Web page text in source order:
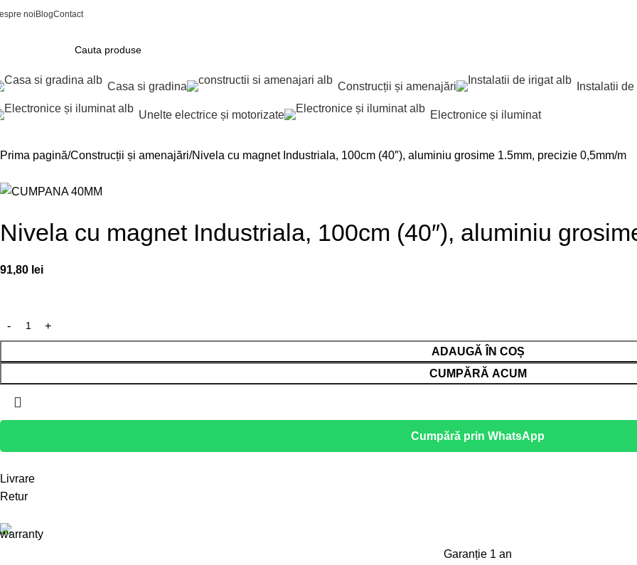
noi BlogContact
Casa si gradina Construcții și amenajări Instalatii
Unelte electrice și motorizate Electronice și iluminat
Prima pagină Construcții și amenajări Nivela cu magnet Industriala, 100cm (40″), aluminiu grosime 1.5mm, precizie 0,5mm/m
Nivela cu magnet Industriala, 100cm (40″), aluminiu
91,80 lei
ADAUGĂ ÎN COȘ
CUMPĂRĂ ACUM
Cumpără prin WhatsApp
Livrare
Retur
Garanție 1 an